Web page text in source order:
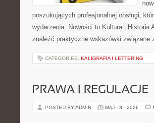
poszukujących profesjonalnej obsługi,
wydarzenia. Nowości to Kultura i Historia
znaleźć praktyczne wskazówki
CATEGORIES: KALIGRAFIA I LETTERING
PRAWA I REGULACJE
POSTED BY ADMIN MAJ - 8 - 2026